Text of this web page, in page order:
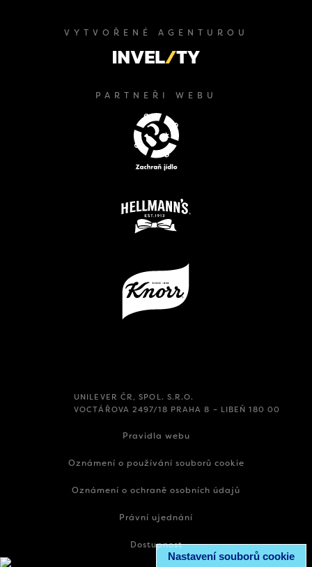
Nastavení souborů cookie
VYTVOŘENÉ AGENTUROU
PARTNEŘI WEBU
UNILEVER ČR, SPOL. S.R.O.
VOCTÁŘOVA 2497/18 PRAHA 8 – LIBEŇ 180 00
Pravidla webu
Oznámení o používání souborů cookie
Oznámení o ochraně osobních údajů
Právní ujednání
Dostupnost